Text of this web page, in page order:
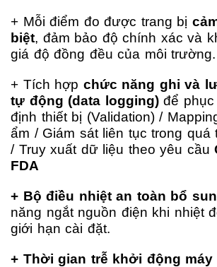
+ Mỗi điểm đo được trang bị
biệt, đảm bảo độ chính xác và
giá độ đồng đều của môi trường.
+ Tích hợp chức năng ghi và
tự động (data logging)để phục
định thiết bị (Validation) /
ẩm / Giám sát liên tục trong quá
/ Truy xuất dữ liệu theo yêu cầu
FDA
+ Bộ điều nhiệt an toàn bổ
năng ngắt nguồn điện khi nhiệt
giới hạn cài đặt.
+ Thời gian trễ khởi động máy